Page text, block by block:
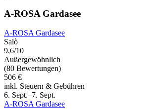
A-ROSA Gardasee
A-ROSA Gardasee
Salò
9,6/10
Außergewöhnlich
(80 Bewertungen)
506 €
inkl. Steuern & Gebühren
6. Sept.–7. Sept.
A-ROSA Gardasee